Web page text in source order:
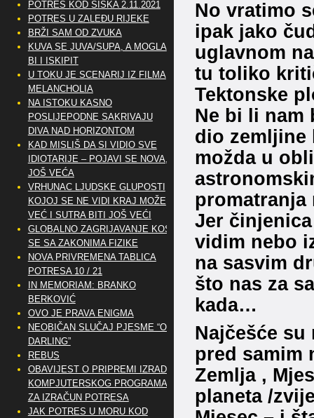
No vratimo
ipak jako
uglavnom
tu toliko
Tektonske
Ne bi li nam
dio zemljine
možda u
Jer
vidim nebo
na sasvim
što nas za
kada…
Najčešće
pred samim
Zemlja ,
planeta /
POTRES KOD SISKA 2.11.2021
POTRES U ZALEĐU RIJEKE
BRŽI SAM OD ZVUKA
KUVA SE JUVA/SUPA, A MOGLA
BI I ISKIPIT
U TOKU JE SCENARIJ IZ FILMA
MELANCHOLIA
NA ISTOKU KASNO
POSLIJEPODNE SAKRIVAJU
DIVA NAD HORIZONTOM
KAD MISLIŠ DA SI VIDIO SVE
IDIOTARIJE – POJAVI SE NOVA,..
JOŠ VEĆA
VRHUNAC LJUDSKE GLUPOSTI
KOJOJ SE NE VIDI KRAJ MOŽE
VEĆ I SUTRA BITI JOŠ VEĆI
GLOBALNO ZAGRIJAVANJE KOSI
SE SA ZAKONIMA FIZIKE
NOVA PRIVREMENA TABLICA
POTRESA 10 / 21
IN MEMORIAM: BRANKO
BERKOVIĆ
OVO JE PRAVA ENIGMA
NEOBIČAN SLUČAJ PJESME “OH
DARLING”
REBUS
OBAVIJEST O PRIPREMI IZRADE
KOMPJUTERSKOG PROGRAMA
ZA IZRAČUN POTRESA
JAK POTRES U MORU KOD